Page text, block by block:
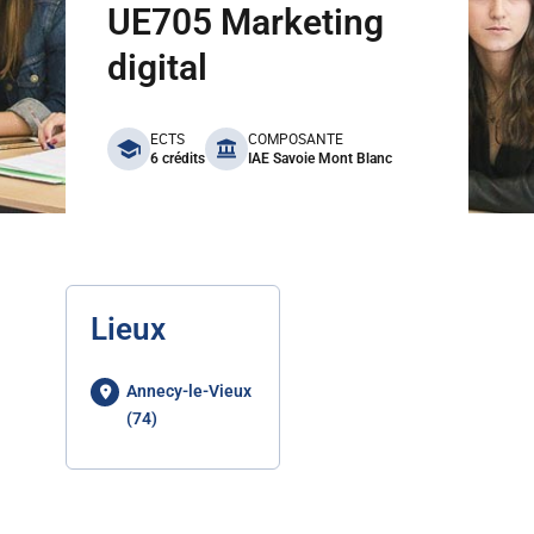
UE705 Marketing
digital
benefits
ECTS
6 crédits
COMPOSANTE
IAE Savoie Mont Blanc
Lieux
Annecy-le-Vieux
(74)